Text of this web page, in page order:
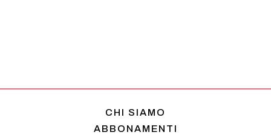
CHI SIAMO
ABBONAMENTI